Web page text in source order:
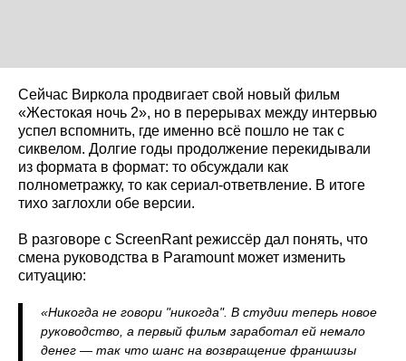
Сейчас Виркола продвигает свой новый фильм
«Жестокая ночь 2», но в перерывах между интервью
успел вспомнить, где именно всё пошло не так с
сиквелом. Долгие годы продолжение перекидывали
из формата в формат: то обсуждали как
полнометражку, то как сериал-ответвление. В итоге
тихо заглохли обе версии.
В разговоре с ScreenRant режиссёр дал понять, что
смена руководства в Paramount может изменить
ситуацию:
«Никогда не говори "никогда". В студии теперь новое
руководство, а первый фильм заработал ей немало
денег — так что шанс на возвращение франшизы